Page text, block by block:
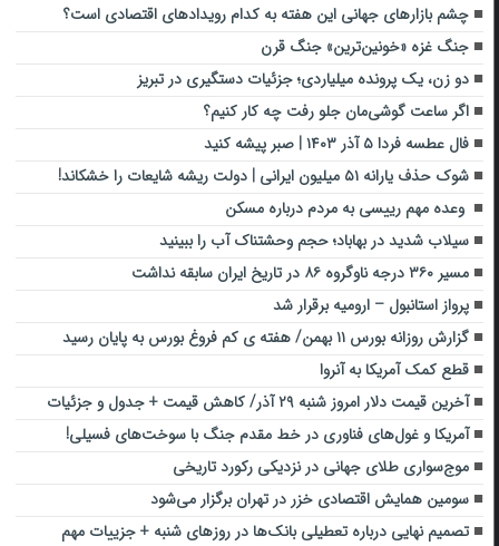
چشم بازارهای جهانی این هفته به کدام رویدادهای اقتصادی است؟
جنگ غزه «خونین‌ترین» جنگ قرن
دو زن، یک پرونده میلیاردی؛ جزئیات دستگیری در تبریز
اگر ساعت گوشی‌مان جلو رفت چه کار کنیم؟
فال عطسه فردا ۵ آذر ۱۴۰۳ | صبر پیشه کنید
شوک حذف یارانه ۵۱ میلیون ایرانی | دولت ریشه شایعات را خشکاند!
وعده مهم رییسی به مردم درباره مسکن
سیلاب شدید در بهاباد؛ حجم وحشتناک آب را ببینید
مسیر ۳۶۰ درجه‌‌ ناو‌گروه ۸۶ ‌در تاریخ ایران سابقه نداشت‌
پرواز استانبول – ارومیه برقرار شد
گزارش روزانه بورس ۱۱ بهمن/ هفته ی کم فروغ بورس به پایان رسید
قطع کمک آمریکا به آنروا
آخرین قیمت دلار امروز شنبه ۲۹ آذر/ کاهش قیمت + جدول و جزئیات
آمریکا و غول‌های فناوری در خط مقدم جنگ با سوخت‌های فسیلی!
موج‌سواری طلای جهانی در نزدیکی رکورد تاریخی
سومین همایش اقتصادی خزر در تهران برگزار می‌شود
تصمیم نهایی درباره تعطیلی بانک‌ها در روزهای شنبه‌ + جزییات مهم